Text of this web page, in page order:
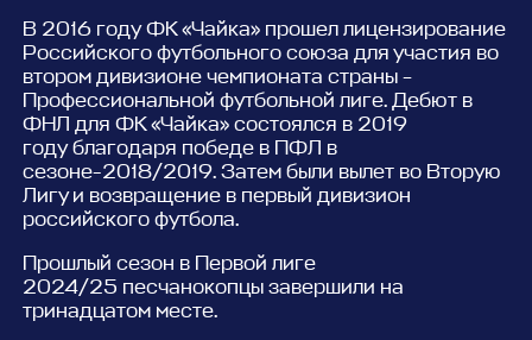
В 2016 году ФК «Чайка» прошел лицензирование
Российского футбольного союза для участия во
втором дивизионе чемпионата страны –
Профессиональной футбольной лиге. Дебют в
ФНЛ для ФК «Чайка» состоялся в 2019
году благодаря победе в ПФЛ в
сезоне-2018/2019. Затем были вылет во Вторую
Лигу и возвращение в первый дивизион
российского футбола.
Прошлый сезон в Первой лиге
2024/25 песчанокопцы завершили на
тринадцатом месте.